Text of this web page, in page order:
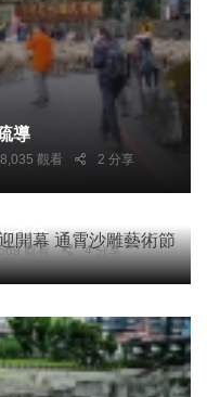
導
8,035 觀看 2 分享
遊
迎開幕 通霄沙雕藝
觀看 4 分享